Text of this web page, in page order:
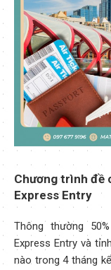
Chương trình đề
Express Entry
Thông thường
Express Entry và
nào trong 4 tháng